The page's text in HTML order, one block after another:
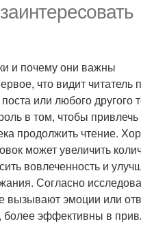
и почему они важны
что видит читатель
или любого другого
в том, чтобы
продолжить чтение.
может увеличить
вовлеченность и
Согласно
вызывают эмоции или
более эффективны в